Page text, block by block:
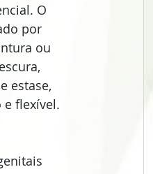
O
por
ou
estase,
flexível.